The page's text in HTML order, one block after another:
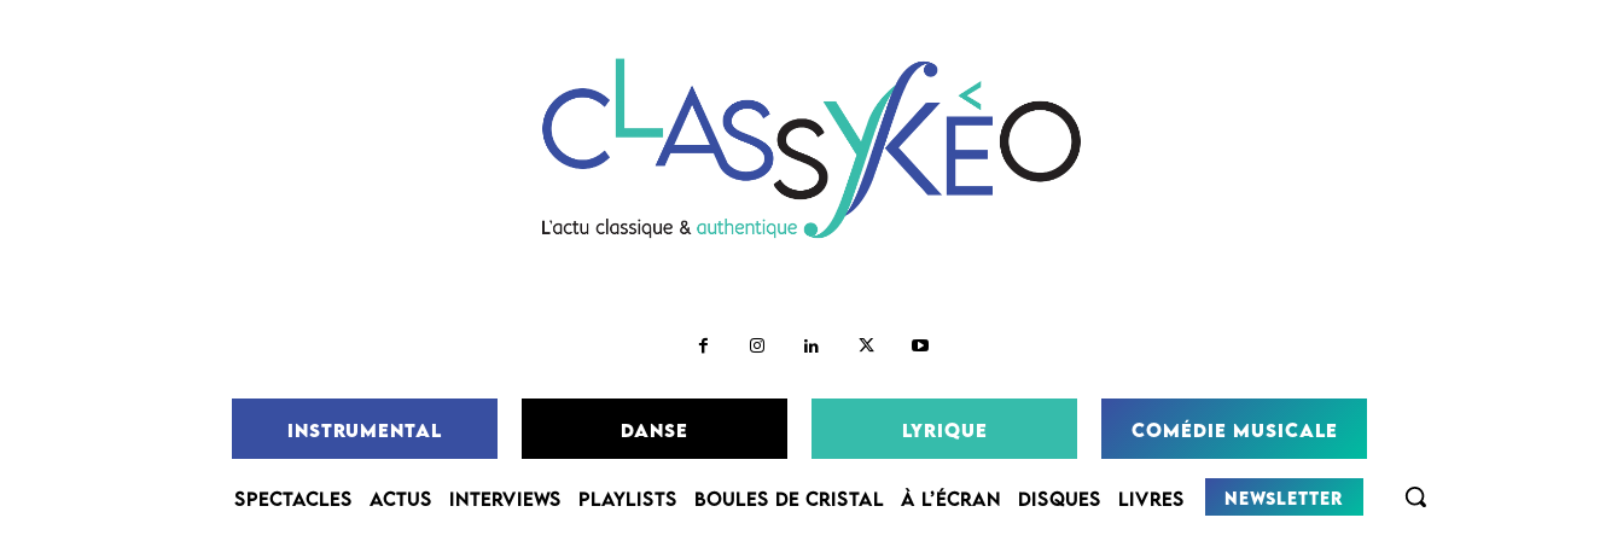
INSTRUMENTAL DANSE LYRIQUE COMÉDIE MUSICALE
SPECTACLES ACTUS INTERVIEWS PLAYLISTS BOULES DE CRISTAL À L’ÉCRAN DISQUES LIVRES NEWSLETTER